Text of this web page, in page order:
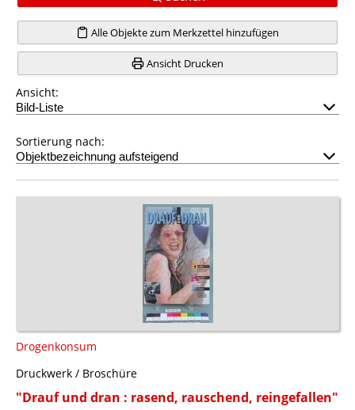
Alle Objekte zum Merkzettel hinzufügen
Ansicht Drucken
Ansicht:
Sortierung nach:
Drogenkonsum
Druckwerk / Broschüre
"Drauf und dran : rasend, rauschend, reingefallen"